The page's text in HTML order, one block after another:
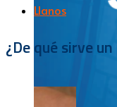
Llanos
¿De qué sirve